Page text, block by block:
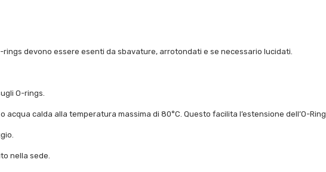
devono essere esenti da sbavature, arrotondati e se necessario lucidati.
O-rings.
calda alla temperatura massima di 80°C. Questo facilita l’estensione dell’O-
nella sede.